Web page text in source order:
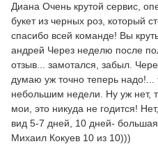
Диана Очень крутой сервис,
букет из черных роз, который
спасибо всей команде! Вы
андрей Через неделю после
отзыв... замотался, забыл.
думаю уж точно теперь
небольшим недели. Ну уж нет,
мои, это никуда не годится!
вид 5-7 дней, 10 дней-
Михаил Кокуев 10 из 10)))